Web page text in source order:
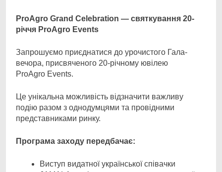
ProAgro Grand Celebration — святкування 20-
річчя ProAgro Events
Запрошуємо приєднатися до урочистого Гала-
вечора, присвяченого 20-річному ювілею
ProAgro Events.
Це унікальна можливість відзначити важливу
подію разом з однодумцями та провідними
представниками ринку.
Програма заходу передбачає:
Виступ видатної української співачки